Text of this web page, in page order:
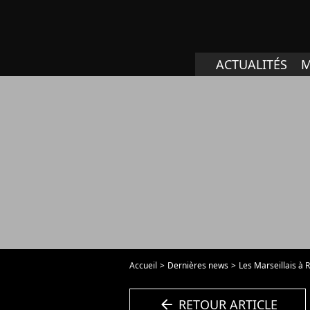
ACTUALITÉS
Accueil Dernières news Les Marseillais à
arrow_left RETOUR ARTICLE